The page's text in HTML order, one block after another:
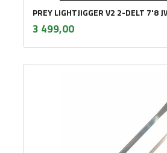
PREY LIGHTJIGGER V2 2-DELT 7'8
Pris
3 499,00mva.